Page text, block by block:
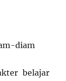
diam
belajar